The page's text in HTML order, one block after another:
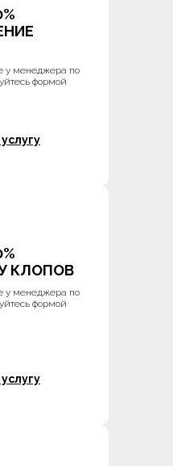
у менеджера по
формой
КЛОПОВ
у менеджера по
формой